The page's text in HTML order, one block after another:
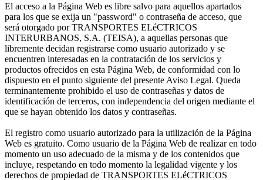
El acceso a la Página Web es libre salvo para aquellos apartados
para los que se exija un "password" o contraseña de acceso, que
será otorgado por TRANSPORTES ELéCTRICOS
INTERURBANOS, S.A. (TEISA), a aquellas personas que
libremente decidan registrarse como usuario autorizado y se
encuentren interesadas en la contratación de los servicios y
productos ofrecidos en esta Página Web, de conformidad con lo
dispuesto en el punto siguiente del presente Aviso Legal. Queda
terminantemente prohibido el uso de contraseñas y datos de
identificación de terceros, con independencia del origen mediante el
que se hayan obtenido los datos y contraseñas.
El registro como usuario autorizado para la utilización de la Página
Web es gratuito. Como usuario de la Página Web de realizar en todo
momento un uso adecuado de la misma y de los contenidos que
incluye, respetando en todo momento la legalidad vigente y los
derechos de propiedad de TRANSPORTES ELéCTRICOS